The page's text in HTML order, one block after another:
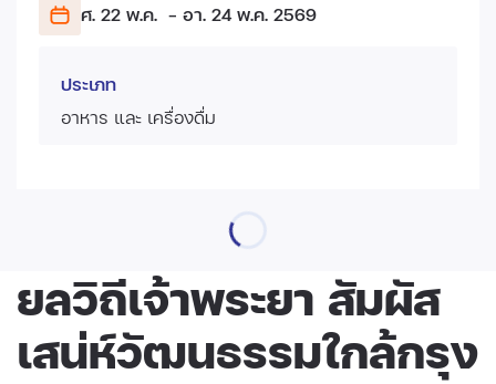
ศ. 22 พ.ค. - อา. 24 พ.ค. 2569
ประเภท
อาหาร และ เครื่องดื่ม
ยลวิถีเจ้าพระยา สัมผัส
เสน่ห์วัฒนธรรมใกล้กรุง